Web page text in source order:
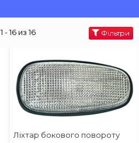
1 - 16 из 16 Фільтри
Ліхтар бокового повороту